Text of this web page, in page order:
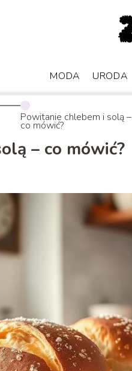
MODA URODA
Powitanie chlebem i solą –
co mówić?
– co mówić?